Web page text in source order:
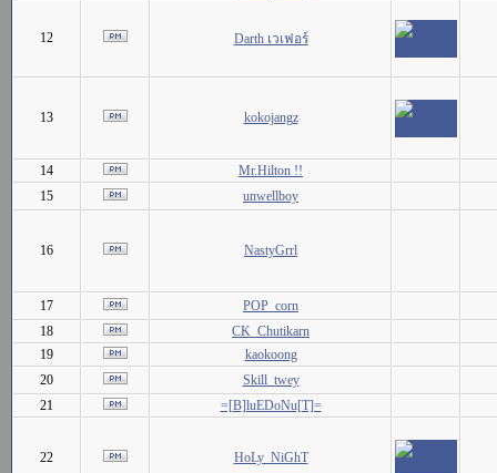
12 Darth เวเฟอร์
13 kokojangz
14
Mr.Hilton !!
15
unwellboy
16 NastyGrrl
17
POP_corn
18
CK_Chutikarn
19
kaokoong
20
Skill_twey
21
=[B]luEDoNu[T]=
22 HoLy_NiGhT